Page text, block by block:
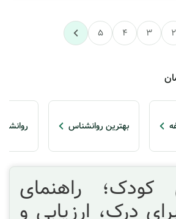
2
3
4
5
بهترین روانشناس
کودک؛ راهنمای
درک، ارزیابی و